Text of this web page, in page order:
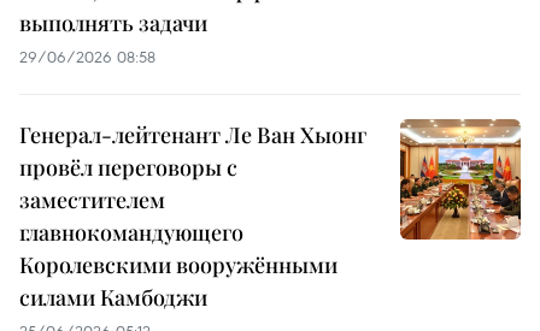
выполнять задачи
29/06/2026 08:58
Генерал-лейтенант Ле Ван Хыонг
провёл переговоры с
заместителем
главнокомандующего
Королевскими вооружёнными
силами Камбоджи